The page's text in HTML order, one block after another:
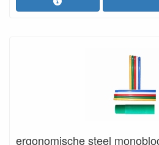
ergonomische steel